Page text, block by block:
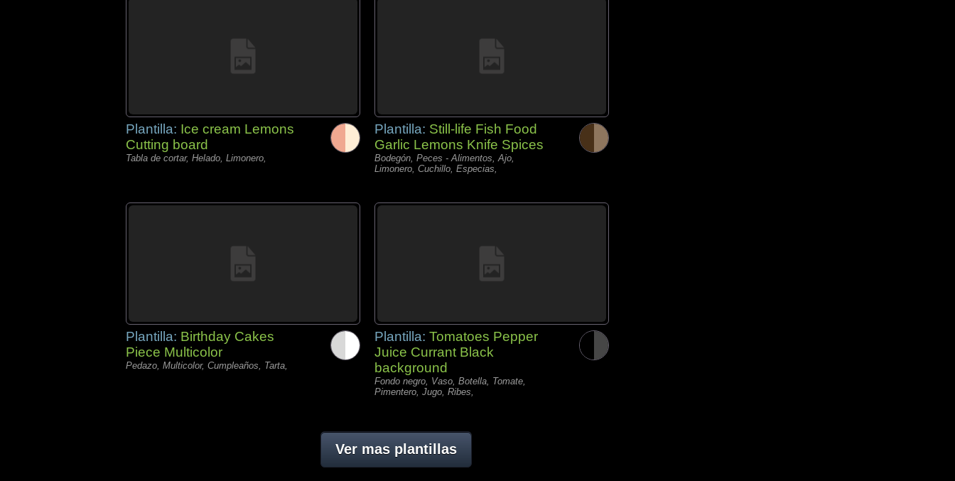
Plantilla: Ice cream Lemons
Cutting board
Tabla de cortar, Helado, Limonero,
Plantilla: Still-life Fish Food
Garlic Lemons Knife Spices
Bodegón, Peces - Alimentos, Ajo,
Limonero, Cuchillo, Especias,
Plantilla: Birthday Cakes
Piece Multicolor
Pedazo, Multicolor, Cumpleaños, Tarta,
Plantilla: Tomatoes Pepper
Juice Currant Black
background
Fondo negro, Vaso, Botella, Tomate,
Pimentero, Jugo, Ribes,
Ver mas plantillas